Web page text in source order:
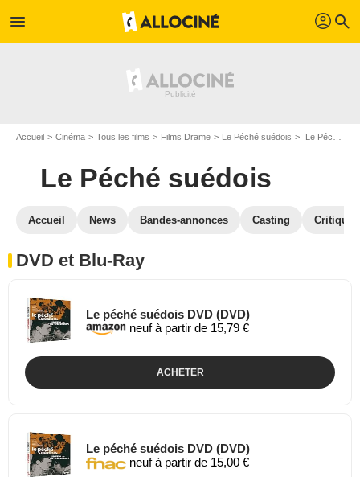
menu profil search
Accueil Cinéma Tous les films Films Drame Le Péché suédois Le Péché suédois en DVD Blu Ray
Le Péché suédois
Accueil News Bandes-annonces Casting
DVD et Blu-Ray
Le péché suédois DVD (DVD)
neuf à partir de 15,79 €
ACHETER
Le péché suédois DVD (DVD)
neuf à partir de 15,00 €